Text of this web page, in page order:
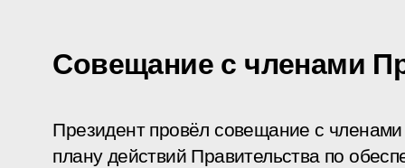
Совещание с членами
Президент провёл совещание с
плану действий Правительства по